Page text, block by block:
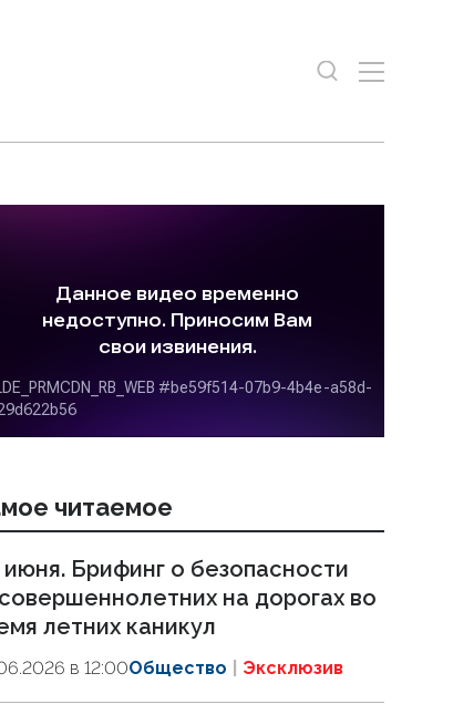
читаемое
Брифинг о безопасности
на дорогах во
летних каникул
в 12:00Общество Эксклюзив